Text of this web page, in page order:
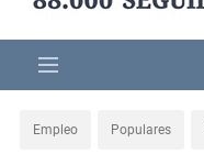
Empleo Populares